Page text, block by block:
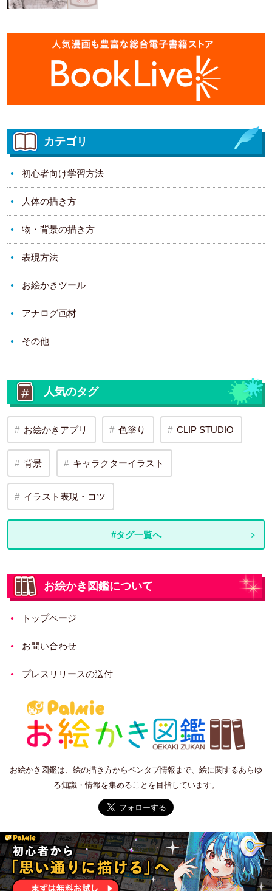
カテゴリ
初心者向け学習方法
人体の描き方
物・背景の描き方
表現方法
お絵かきツール
アナログ画材
その他
人気のタグ
お絵かきアプリ 色塗り CLIP STUDIO
背景 キャラクターイラスト
イラスト表現・コツ
#タグ一覧へ
お絵かき図鑑について
トップページ
お問い合わせ
プレスリリースの送付
お絵かき図鑑は、絵の描き方からペンタブ情報まで、絵に関するあらゆ
る知識・情報を集めることを目指しています。